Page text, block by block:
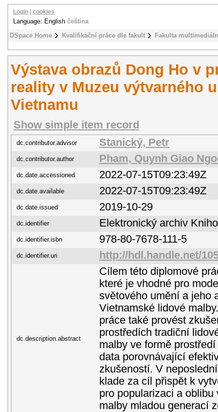
DSpace Home Kvalifikační práce dle fakult Fakulta
Login cookies
Language: English čeština
Výstava obrazů Dong Ho v
reality v Muzeu výtvarného
Vietnamu
Show simple item record
dc.contributor.advisor Stanický, Petr
dc.contributor.author Pham, Quynh Giao
dc.date.accessioned 2022-07-15T09:23:49Z
dc.date.available 2022-07-15T09:23:49Z
dc.date.issued 2019-10-29
dc.identifier Elektronický archiv
dc.identifier.isbn 978-80-7678-111-5
dc.identifier.uri http://hdl.handle.net/
dc.description.abstract
Cílem této diplomové
které je vhodné pro
světového umění a jeho
Vietnamské lidové
práce také provést
prostředích tradiční
malby ve formě
data porovnávající
zkušeností. V
klade za cíl přispět k
pro popularizaci a
malby mladou generací